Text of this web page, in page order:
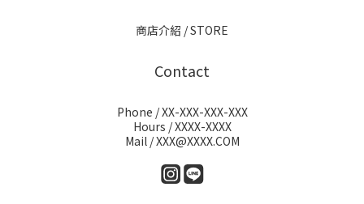
商店介紹 / STORE
Contact
Phone / XX-XXX-XXX-XXX
Hours / XXXX-XXXX
Mail / XXX@XXXX.COM